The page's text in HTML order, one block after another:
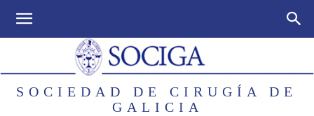
SOCIEDAD DE CIRUGÍA DE
GALICIA